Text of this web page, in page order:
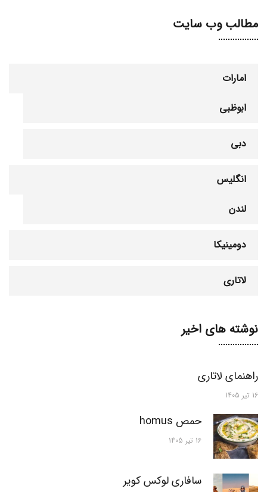
مطالب وب سایت
امارات
ابوظبی
دبی
انگلیس
لندن
دومینیکا
لاتاری
نوشته های اخیر
راهنمای لاتاری
16 تیر 1405
حمص homus
16 تیر 1405
سافاری لوکس کویر